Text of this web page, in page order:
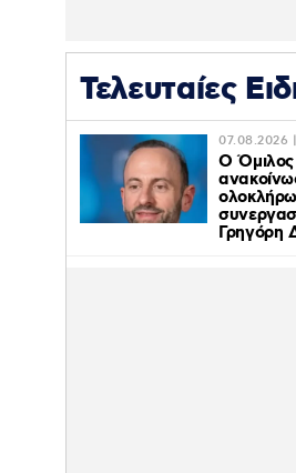
Τελευταίες
07.08.2026
Ο
Γρηγόρη